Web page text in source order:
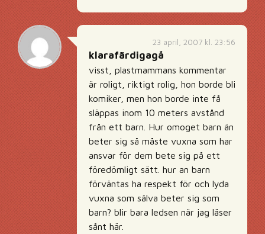
23 april, 2007 kl. 23:56
klarafärdigagå
visst, plastmammans kommentar
är roligt, riktigt rolig, hon borde bli
komiker, men hon borde inte få
släppas inom 10 meters avstånd
från ett barn. Hur omoget barn än
beter sig så måste vuxna som har
ansvar för dem bete sig på ett
föredömligt sätt. hur an barn
förväntas ha respekt för och lyda
vuxna som sälva beter sig som
barn? blir bara ledsen när jag läser
sånt här.